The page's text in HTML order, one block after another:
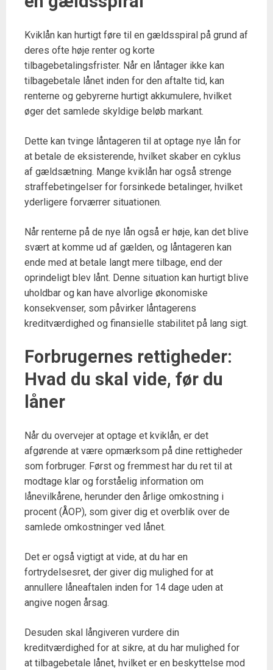
Kviklån kan hurtigt føre til en gældsspiral på grund af
deres ofte høje renter og korte
tilbagebetalingsfrister. Når en låntager ikke kan
tilbagebetale lånet inden for den aftalte tid, kan
renterne og gebyrerne hurtigt akkumulere, hvilket
øger det samlede skyldige beløb markant.
Dette kan tvinge låntageren til at optage nye lån for
at betale de eksisterende, hvilket skaber en cyklus
af gældsætning. Mange kviklån har også strenge
straffebetingelser for forsinkede betalinger, hvilket
yderligere forværrer situationen.
Når renterne på de nye lån også er høje, kan det blive
svært at komme ud af gælden, og låntageren kan
ende med at betale langt mere tilbage, end der
oprindeligt blev lånt. Denne situation kan hurtigt blive
uholdbar og kan have alvorlige økonomiske
konsekvenser, som påvirker låntagerens
kreditværdighed og finansielle stabilitet på lang sigt.
Forbrugernes rettigheder:
Hvad du skal vide, før du
låner
Når du overvejer at optage et kviklån, er det
afgørende at være opmærksom på dine rettigheder
som forbruger. Først og fremmest har du ret til at
modtage klar og forståelig information om
lånevilkårene, herunder den årlige omkostning i
procent (ÅOP), som giver dig et overblik over de
samlede omkostninger ved lånet.
Det er også vigtigt at vide, at du har en
fortrydelsesret, der giver dig mulighed for at
annullere låneaftalen inden for 14 dage uden at
angive nogen årsag.
Desuden skal långiveren vurdere din
kreditværdighed for at sikre, at du har mulighed for
at tilbagebetale lånet, hvilket er en beskyttelse mod